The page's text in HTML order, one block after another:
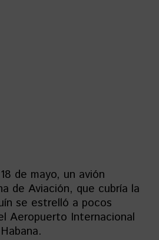
de mayo, un avión
de Aviación, que cubría la
se estrelló a pocos
Aeropuerto Internacional